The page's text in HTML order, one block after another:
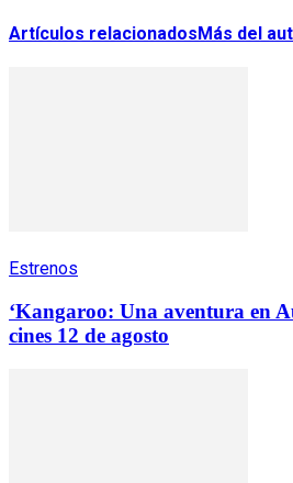
Artículos relacionadosMás del
Estrenos
‘Kangaroo: Una aventura en
cines 12 de agosto